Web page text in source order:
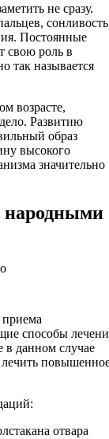
не сразу.
сонливость
Постоянные
свою роль в
так называется
возрасте,
Развитию
образ
высокого
значительно
народными
приема
способы
в данном случае
лечить
отвара